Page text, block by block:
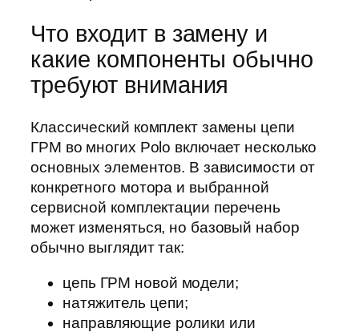
Что входит в замену и
какие компоненты обычно
требуют внимания
Классический комплект замены цепи
ГРМ во многих Polo включает несколько
основных элементов. В зависимости от
конкретного мотора и выбранной
сервисной комплектации перечень
может изменяться, но базовый набор
обычно выглядит так:
цепь ГРМ новой модели;
натяжитель цепи;
направляющие ролики или